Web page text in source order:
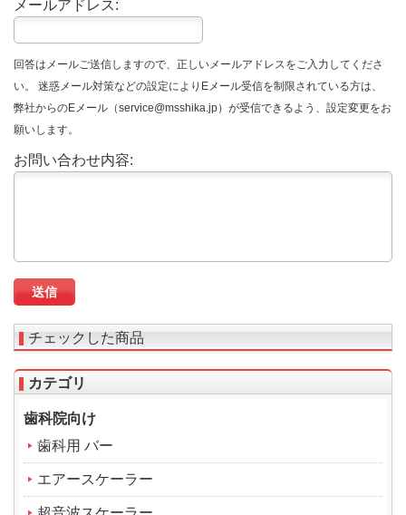
メールアドレス:
回答はメールご送信しますので、正しいメールアドレスをご入力してくださ
い。 迷惑メール対策などの設定によりEメール受信を制限されている方は、
弊社からのEメール（service@msshika.jp）が受信できるよう、設定変更をお
願いします。
お問い合わせ内容:
チェックした商品
カテゴリ
歯科院向け
歯科用 バー
エアースケーラー